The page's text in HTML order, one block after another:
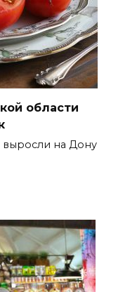
области
выросли на Дону